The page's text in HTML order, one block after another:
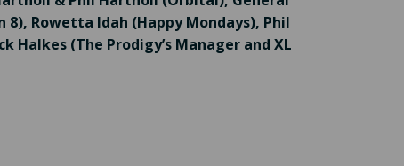
8), Rowetta Idah (Happy Mondays), Phil
Halkes (The Prodigy’s Manager and XL